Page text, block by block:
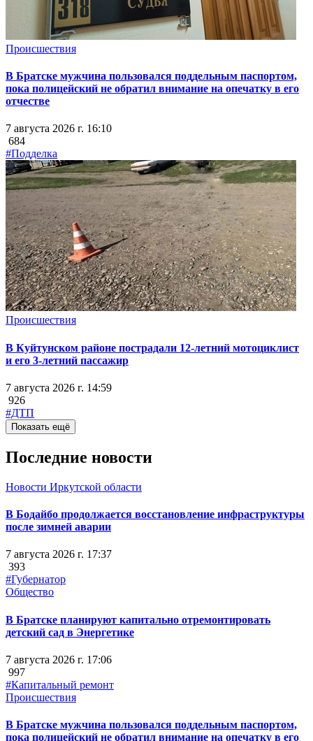
Происшествия
В Братске мужчина пользовался поддельным паспортом,
пока полицейский не обратил внимание на опечатку в его
отчестве
7 августа 2026 г. 16:10
684
#Подделка
Происшествия
В Куйтунском районе пострадали 12-летний мотоциклист
и его 3-летний пассажир
7 августа 2026 г. 14:59
926
#ДТП
Показать ещё
Последние новости
Новости Иркутской области
В Бодайбо продолжается восстановление инфраструктуры
после зимней аварии
7 августа 2026 г. 17:37
393
#Губернатор
Общество
В Братске планируют капитально отремонтировать
детский сад в Энергетике
7 августа 2026 г. 17:06
997
#Капитальный ремонт
Происшествия
В Братске мужчина пользовался поддельным паспортом,
пока полицейский не обратил внимание на опечатку в его